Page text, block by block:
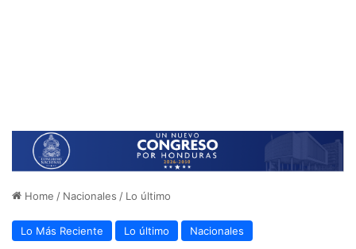
Home / Nacionales / Lo último
Lo Más Reciente Lo último Nacionales